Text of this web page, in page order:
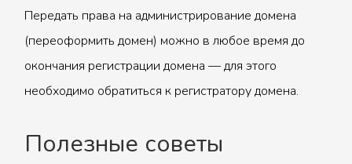
Передать права на администрирование домена
(переоформить домен) можно в любое время до
окончания регистрации домена — для этого
необходимо обратиться к регистратору домена.
Полезные советы